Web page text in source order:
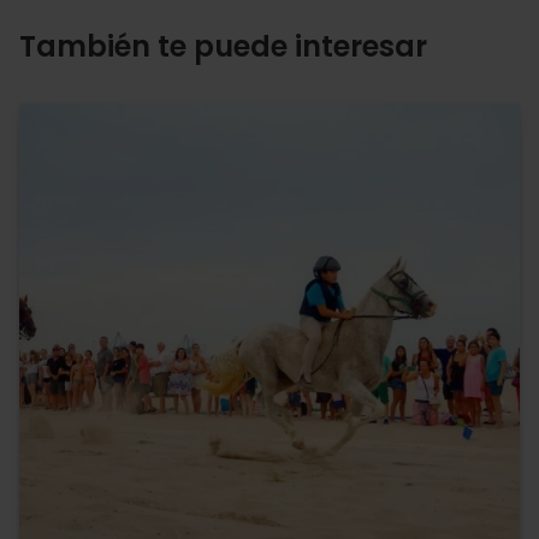
También te puede interesar